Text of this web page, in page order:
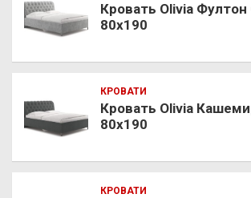
Кровать Olivia
80х190
КРОВАТИ
Кровать Olivia
80х190
КРОВАТИ